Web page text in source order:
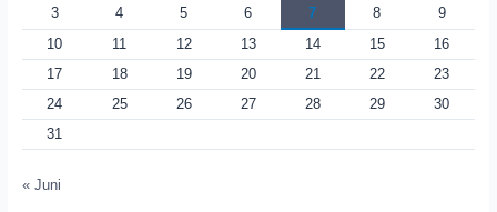
3
4 5 6 7 8
9
10
11 12 13 14 15
16
17
18 19 20 21 22
23
24
25 26 27 28 29
30
31
« Juni